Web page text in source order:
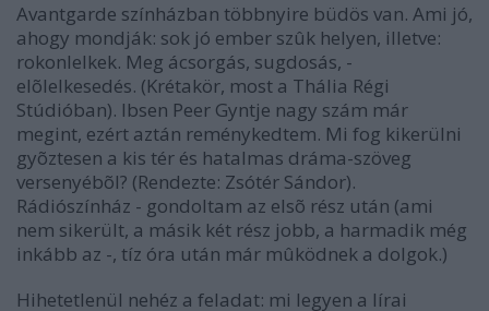
Avantgarde színházban többnyire büdös van. Ami jó,
ahogy mondják: sok jó ember szûk helyen, illetve:
rokonlelkek. Meg ácsorgás, sugdosás, -
elõlelkesedés. (Krétakör, most a Thália Régi
Stúdióban). Ibsen Peer Gyntje nagy szám már
megint, ezért aztán reménykedtem. Mi fog kikerülni
gyõztesen a kis tér és hatalmas dráma-szöveg
versenyébõl? (Rendezte: Zsótér Sándor).
Rádiószínház - gondoltam az elsõ rész után (ami
nem sikerült, a másik két rész jobb, a harmadik még
inkább az -, tíz óra után már mûködnek a dolgok.)
Hihetetlenül nehéz a feladat: mi legyen a lírai